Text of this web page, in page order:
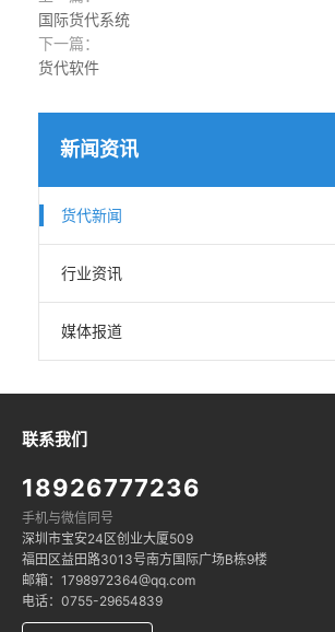
新闻资讯
货代新闻
行业资讯
媒体报道
国际货代系统
下一篇：
货代软件
联系我们
18926777236
手机与微信同号
深圳市宝安24区创业大厦509
福田区益田路3013号南方国际广场B栋9楼
邮箱：1798972364@qq.com
电话：0755-29654839